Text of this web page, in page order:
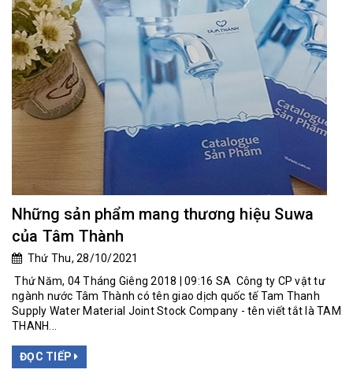
Những sản phẩm mang thương hiệu Suwa
của Tâm Thành
Thứ Thu, 28/10/2021
Thứ Năm, 04 Tháng Giêng 2018 | 09:16 SA Công ty CP vật tư
ngành nước Tâm Thành có tên giao dịch quốc tế Tam Thanh
Supply Water Material Joint Stock Company - tên viết tắt là TAM
THANH...
ĐỌC TIẾP